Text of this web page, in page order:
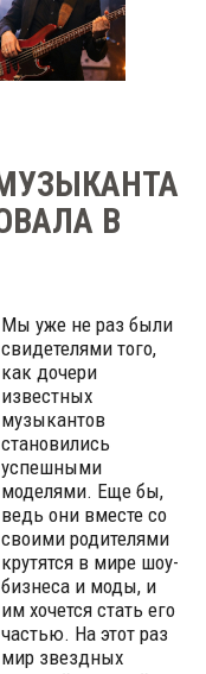
В
Мы уже не раз были
свидетелями того,
как дочери
известных
музыкантов
становились
успешными
моделями. Еще бы,
ведь они вместе со
своими родителями
крутятся в мире шоу-
бизнеса и моды, и
им хочется стать его
частью. На этот раз
мир звездных